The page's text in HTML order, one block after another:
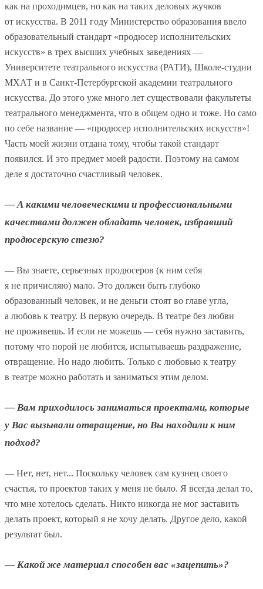
как на проходимцев, но как на таких деловых жучков
от искусства. В 2011 году Министерство образования ввело
образовательный стандарт «продюсер исполнительских
искусств» в трех высших учебных заведениях —
Университете театрального искусства (РАТИ), Школе-студии
МХАТ и в Санкт-Петербургской академии театрального
искусства. До этого уже много лет существовали факультеты
театрального менеджмента, что в общем одно и тоже. Но само
по себе название — «продюсер исполнительских искусств»!
Часть моей жизни отдана тому, чтобы такой стандарт
появился. И это предмет моей радости. Поэтому на самом
деле я достаточно счастливый человек.
— А какими человеческими и профессиональными
качествами должен обладать человек, избравший
продюсерскую стезю?
— Вы знаете, серьезных продюсеров (к ним себя
я не причисляю) мало. Это должен быть глубоко
образованный человек, и не деньги стоят во главе угла,
а любовь к театру. В первую очередь. В театре без любви
не проживешь. И если не можешь — себя нужно заставить,
потому что порой не любится, испытываешь раздражение,
отвращение. Но надо любить. Только с любовью к театру
в театре можно работать и заниматься этим делом.
— Вам приходилось заниматься проектами, которые
у Вас вызывали отвращение, но Вы находили к ним
подход?
— Нет, нет, нет... Поскольку человек сам кузнец своего
счастья, то проектов таких у меня не было. Я всегда делал то,
что мне хотелось сделать. Никто никогда не мог заставить
делать проект, который я не хочу делать. Другое дело, какой
результат был.
— Какой же материал способен вас «зацепить»?